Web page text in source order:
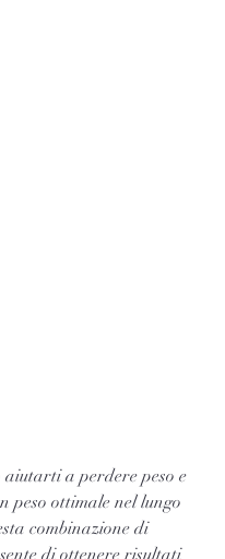
peso ottimale nel lungo
combinazione di
di ottenere risultati